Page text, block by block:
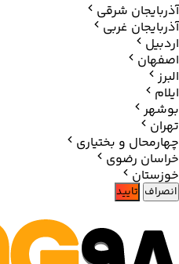
آذربایجان شرقی
آذربایجان غربی
اردبیل
اصفهان
البرز
ایلام
بوشهر
تهران
چهارمحال و بختیاری
خراسان رضوی
خوزستان
انصراف تایید